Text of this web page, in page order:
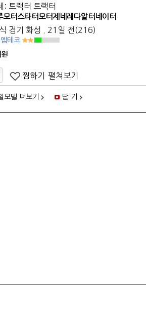
: 트랙터 트랙터
모터스타터모터제네레다알터네이터
경기 화성 . 21일 전(216)
테코
찜하기 펼쳐보기
모델 더보기 닫 기